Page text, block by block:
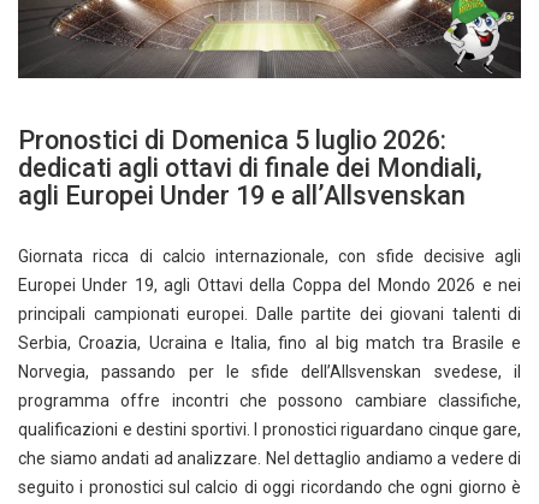
Pronostici di Domenica 5 luglio 2026:
dedicati agli ottavi di finale dei Mondiali,
agli Europei Under 19 e all’Allsvenskan
Giornata ricca di calcio internazionale, con sfide decisive agli
Europei Under 19, agli Ottavi della Coppa del Mondo 2026 e nei
principali campionati europei. Dalle partite dei giovani talenti di
Serbia, Croazia, Ucraina e Italia, fino al big match tra Brasile e
Norvegia, passando per le sfide dell’Allsvenskan svedese, il
programma offre incontri che possono cambiare classifiche,
qualificazioni e destini sportivi. I pronostici riguardano cinque gare,
che siamo andati ad analizzare. Nel dettaglio andiamo a vedere di
seguito i pronostici sul calcio di oggi ricordando che ogni giorno è